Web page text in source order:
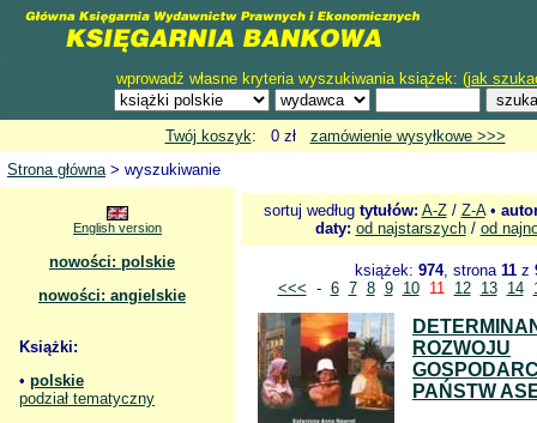
wprowadź własne kryteria wyszukiwania książek: (jak
Twój koszyk: 0 zł zamówienie wysyłkowe >>>
Strona główna> wyszukiwanie
English version
nowości: polskie
nowości: angielskie
Książki:
• polskie
podział tematyczny
sortuj według tytułów: A-Z/ Z-A•
daty: od najstarszych/ od
książek: 974, strona 11 z
<<< - 6 7 8 9 10 11 12 13 14
ROZWOJU
PAŃSTW